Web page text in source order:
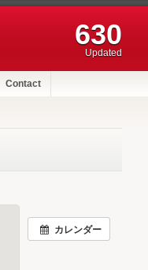
630
Updated
Contact
カレンダー